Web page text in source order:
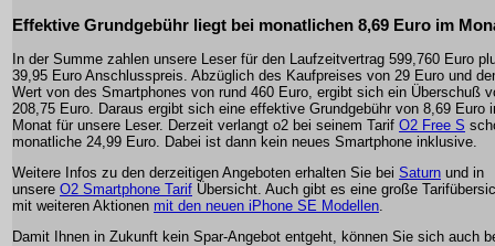
Effektive Grundgebühr liegt bei monatlichen 8,69 Euro im
In der Summe zahlen unsere Leser für den Laufzeitvertrag 599,760 Euro
39,95 Euro Anschlusspreis. Abzüglich des Kaufpreises von 29 Euro und
Wert von des Smartphones von rund 460 Euro, ergibt sich ein Überschuß
208,75 Euro. Daraus ergibt sich eine effektive Grundgebühr von 8,69 Euro
Monat für unsere Leser. Derzeit verlangt o2 bei seinem Tarif O2 Free S
monatliche 24,99 Euro. Dabei ist dann kein neues Smartphone inklusive.
Weitere Infos zu den derzeitigen Angeboten erhalten Sie bei Saturn und in
unsere O2 Smartphone Tarif Übersicht. Auch gibt es eine große
mit weiteren Aktionen mit den neuen iPhone SE Modellen
Damit Ihnen in Zukunft kein Spar-Angebot entgeht, können Sie sich auch